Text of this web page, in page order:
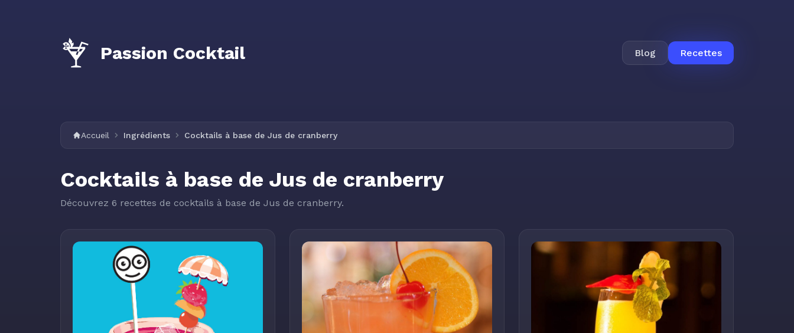
Passion Cocktail Blog Recettes
Accueil Ingrédients Cocktails à base de Jus de cranberry
Cocktails à base de Jus de cranberry
Découvrez 6 recettes de cocktails à base de Jus de cranberry.